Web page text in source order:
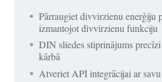
Pārraugiet divvirzienu enerģiju
izmantojot divvirzienu funkciju
DIN sliedes stiprinājums
kārbā
Atveriet API integrācijai ar savu